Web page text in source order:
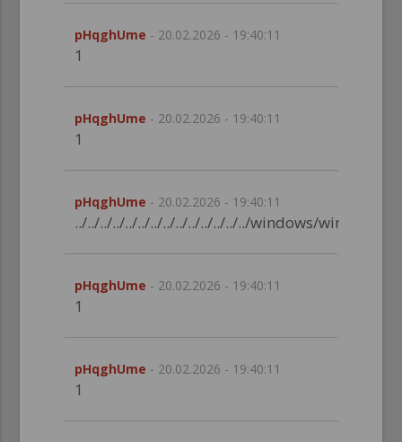
pHqghUme - 20.02.2026 - 19:40:11
1
pHqghUme - 20.02.2026 - 19:40:11
1
pHqghUme - 20.02.2026 - 19:40:11
../../../../../../../../../../../../../../windows/win.ini
pHqghUme - 20.02.2026 - 19:40:11
1
pHqghUme - 20.02.2026 - 19:40:11
1